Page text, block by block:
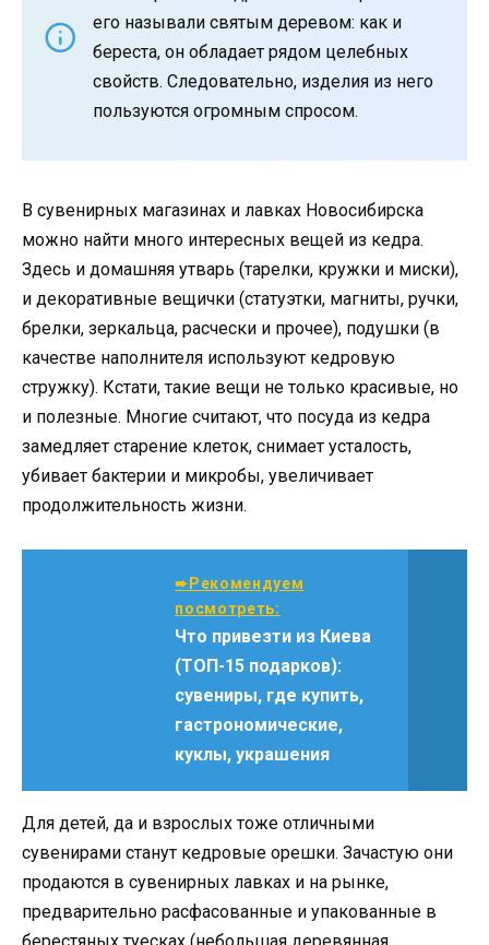
его называли святым деревом: как и
береста, он обладает рядом целебных
свойств. Следовательно, изделия из него
пользуются огромным спросом.
В сувенирных магазинах и лавках Новосибирска
можно найти много интересных вещей из кедра.
Здесь и домашняя утварь (тарелки, кружки и миски),
и декоративные вещички (статуэтки, магниты, ручки,
брелки, зеркальца, расчески и прочее), подушки (в
качестве наполнителя используют кедровую
стружку). Кстати, такие вещи не только красивые, но
и полезные. Многие считают, что посуда из кедра
замедляет старение клеток, снимает усталость,
убивает бактерии и микробы, увеличивает
продолжительность жизни.
➨Рекомендуем
посмотреть:
Что привезти из Киева
(ТОП-15 подарков):
сувениры, где купить,
гастрономические,
куклы, украшения
Для детей, да и взрослых тоже отличными
сувенирами станут кедровые орешки. Зачастую они
продаются в сувенирных лавках и на рынке,
предварительно расфасованные и упакованные в